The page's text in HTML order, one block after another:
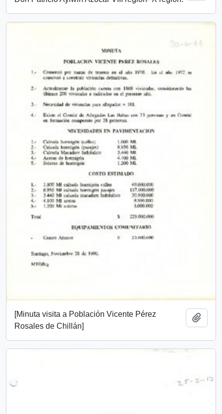
[Minuta visita a Población Vicente Pérez
Rosales de Chillán]